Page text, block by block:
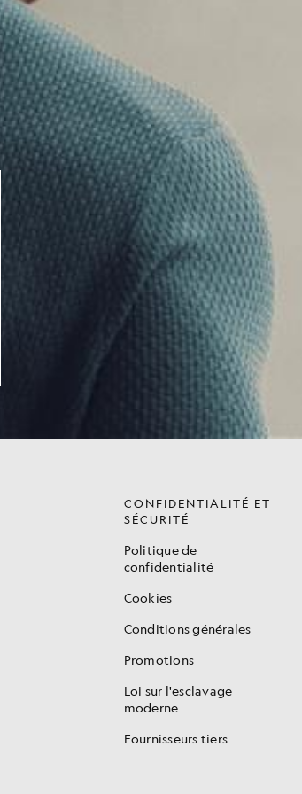
CONFIDENTIALITÉ ET
SÉCURITÉ
Politique de
confidentialité
Cookies
Conditions générales
Promotions
Loi sur l'esclavage
moderne
Fournisseurs tiers